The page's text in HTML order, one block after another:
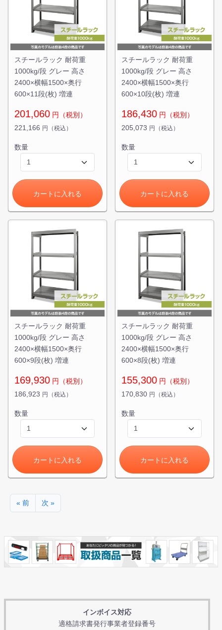
インボイス対応
適格請求書発行事業者登録番号
スチールラック 耐荷重
1000kg/段 グレー 高さ
2400×横幅1500×奥行
600×11段(枚) 増連
201,060 円（税別）
221,166 円（税込）
数量
カートに入れる
スチールラック 耐荷重
1000kg/段 グレー 高さ
2400×横幅1500×奥行
600×10段(枚) 増連
186,430 円（税別）
205,073 円（税込）
数量
カートに入れる
スチールラック 耐荷重
1000kg/段 グレー 高さ
2400×横幅1500×奥行
600×9段(枚) 増連
169,930 円（税別）
186,923 円（税込）
数量
カートに入れる
スチールラック 耐荷重
1000kg/段 グレー 高さ
2400×横幅1500×奥行
600×8段(枚) 増連
155,300 円（税別）
170,830 円（税込）
数量
カートに入れる
« 前 次 »
カートに追加しました。
スチールラック3台以上の場合、見積書にてお値引き保証い
たします！
1台でも大量導入でも無料お見積・ご注文を受け付けており
ます(安心保証付き)
カートへ進む
お買い物を続ける